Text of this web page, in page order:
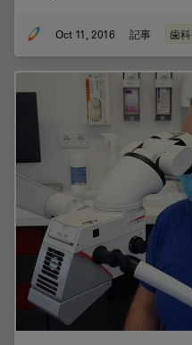
Oct 11, 2016 記事 歯科